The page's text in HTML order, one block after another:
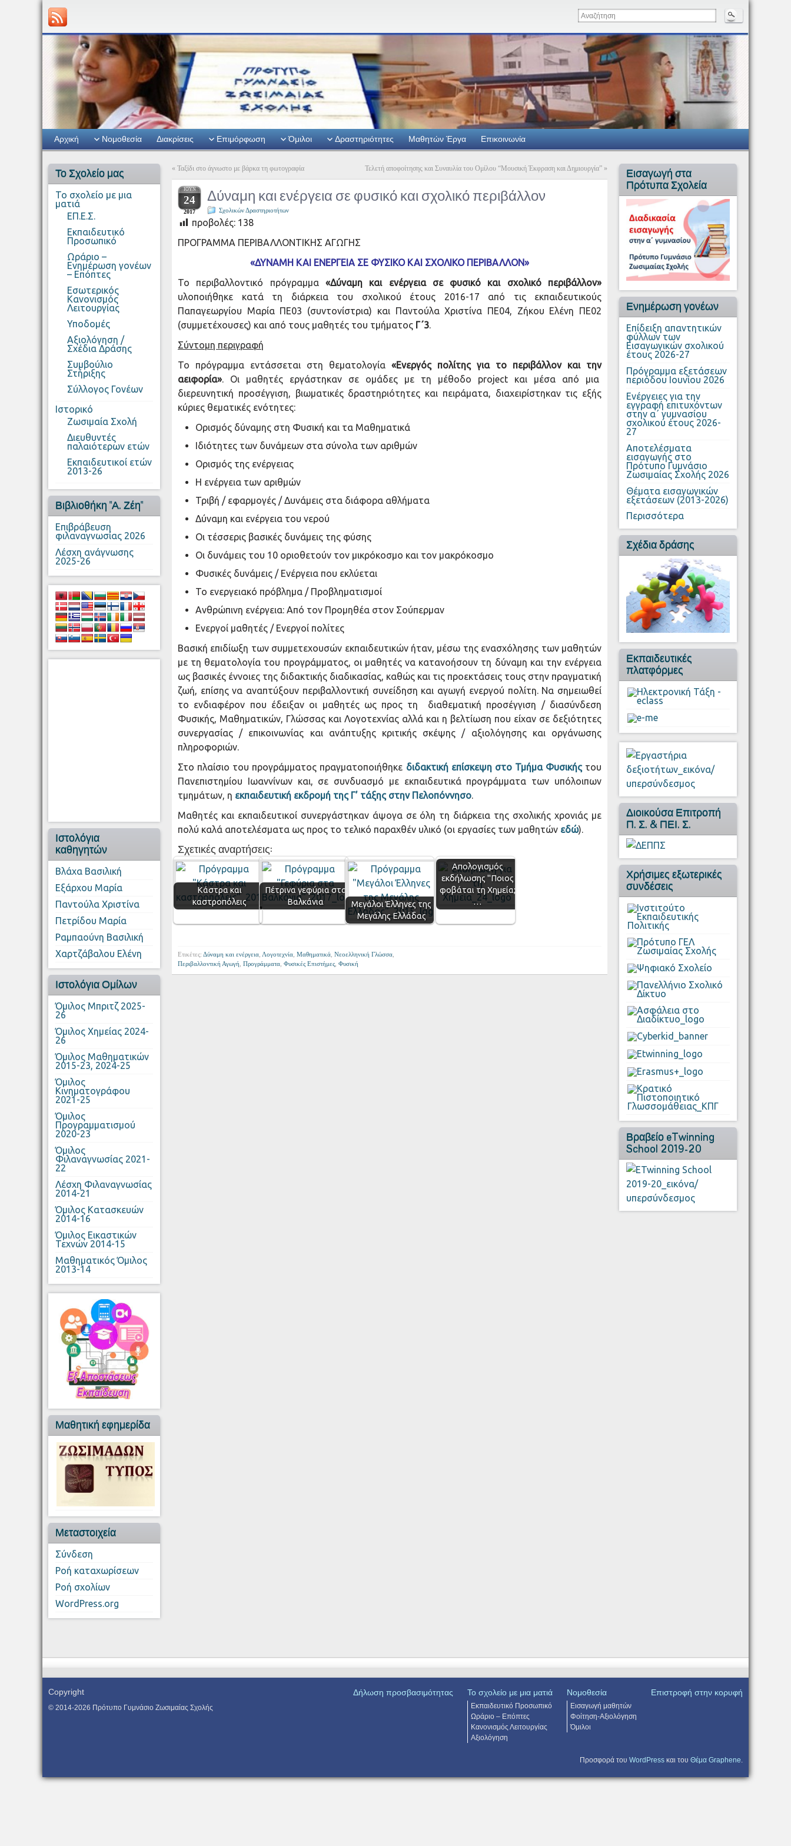
Αρχική Νομοθεσία Διακρίσεις Επιμόρφωση Όμιλοι Δραστηριότητες Μαθητών Έργα Επικοινωνία
Το Σχολείο μας
Το σχολείο με μια
ματιά
ΕΠ.Ε.Σ.
Εκπαιδευτικό
Προσωπικό
Ωράριο –
Ενημέρωση γονέων
– Επόπτες
Εσωτερικός
Κανονισμός
Λειτουργίας
Υποδομές
Αξιολόγηση /
Σχέδια Δράσης
Συμβούλιο
Στήριξης
Σύλλογος Γονέων
Ιστορικό
Ζωσιμαία Σχολή
Διευθυντές
παλαιότερων ετών
Εκπαιδευτικοί ετών
2013-26
Βιβλιοθήκη "Α. Ζέη"
Επιβράβευση
φιλαναγνωσίας 2026
Λέσχη ανάγνωσης
2025-26
Ιστολόγια
καθηγητών
Βλάχα Βασιλική
Εξάρχου Μαρία
Παντούλα Χριστίνα
Πετρίδου Μαρία
Ραμπαούνη Βασιλική
Χαρτζάβαλου Ελένη
Ιστολόγια Ομίλων
Όμιλος Μπριτζ 2025-
26
Όμιλος Χημείας 2024-
26
Όμιλος Μαθηματικών
2015-23, 2024-25
Όμιλος
Κινηματογράφου
2021-25
Όμιλος
Προγραμματισμού
2020-23
Όμιλος
Φιλαναγνωσίας 2021-
22
Λέσχη Φιλαναγνωσίας
2014-21
Όμιλος Κατασκευών
2014-16
Όμιλος Εικαστικών
Τεχνών 2014-15
Μαθηματικός Όμιλος
2013-14
Μαθητική εφημερίδα
Μεταστοιχεία
Σύνδεση
Ροή καταχωρίσεων
Ροή σχολίων
WordPress.org
« Ταξίδι στο άγνωστο με βάρκα τη φωτογραφία Τελετή αποφοίτησης και Συναυλία του Ομίλου “Μουσική Έκφραση και Δημιουργία” »
ΙΟΎΝ
24
2017
Δύναμη και ενέργεια σε φυσικό και σχολικό περιβάλλον
Σχολικών Δραστηριοτήτων
προβολές: 138
ΠΡΟΓΡΑΜΜΑ ΠΕΡΙΒΑΛΛΟΝΤΙΚΗΣ ΑΓΩΓΗΣ
«ΔΥΝΑΜΗ ΚΑΙ ΕΝΕΡΓΕΙΑ ΣΕ ΦΥΣΙΚΟ ΚΑΙ ΣΧΟΛΙΚΟ ΠΕΡΙΒΑΛΛΟΝ»
Το περιβαλλοντικό πρόγραμμα «Δύναμη και ενέργεια σε φυσικό και σχολικό περιβάλλον»
υλοποιήθηκε κατά τη διάρκεια του σχολικού έτους 2016-17 από τις εκπαιδευτικούς
Παπαγεωργίου Μαρία ΠΕ03 (συντονίστρια) και Παντούλα Χριστίνα ΠΕ04, Ζήκου Ελένη ΠΕ02
(συμμετέχουσες) και από τους μαθητές του τμήματος Γ΄3.
Σύντομη περιγραφή
Το πρόγραμμα εντάσσεται στη θεματολογία «Ενεργός πολίτης για το περιβάλλον και την
αειφορία». Οι μαθητές εργάστηκαν σε ομάδες με τη μέθοδο project και μέσα από μια
διερευνητική προσέγγιση, βιωματικές δραστηριότητες και πειράματα, διαχειρίστηκαν τις εξής
κύριες θεματικές ενότητες:
Ορισμός δύναμης στη Φυσική και τα Μαθηματικά
Ιδιότητες των δυνάμεων στα σύνολα των αριθμών
Ορισμός της ενέργειας
Η ενέργεια των αριθμών
Τριβή / εφαρμογές / Δυνάμεις στα διάφορα αθλήματα
Δύναμη και ενέργεια του νερού
Οι τέσσερις βασικές δυνάμεις της φύσης
Οι δυνάμεις του 10 οριοθετούν τον μικρόκοσμο και τον μακρόκοσμο
Φυσικές δυνάμεις / Ενέργεια που εκλύεται
Το ενεργειακό πρόβλημα / Προβληματισμοί
Ανθρώπινη ενέργεια: Από τον Προμηθέα στον Σούπερμαν
Ενεργοί μαθητές / Ενεργοί πολίτες
Βασική επιδίωξη των συμμετεχουσών εκπαιδευτικών ήταν, μέσω της ενασχόλησης των μαθητών
με τη θεματολογία του προγράμματος, οι μαθητές να κατανοήσουν τη δύναμη και την ενέργεια
ως βασικές έννοιες της διδακτικής διαδικασίας, καθώς και τις προεκτάσεις τους στην πραγματική
ζωή, επίσης να αναπτύξουν περιβαλλοντική συνείδηση και αγωγή ενεργού πολίτη. Να σημειωθεί
το ενδιαφέρον που έδειξαν οι μαθητές ως προς τη διαθεματική προσέγγιση / διασύνδεση
Φυσικής, Μαθηματικών, Γλώσσας και Λογοτεχνίας αλλά και η βελτίωση που είχαν σε δεξιότητες
συνεργασίας / επικοινωνίας και ανάπτυξης κριτικής σκέψης / αξιολόγησης και οργάνωσης
πληροφοριών.
Στο πλαίσιο του προγράμματος πραγματοποιήθηκε διδακτική επίσκεψη στο Τμήμα Φυσικήςτου
Πανεπιστημίου Ιωαννίνων και, σε συνδυασμό με εκπαιδευτικά προγράμματα των υπόλοιπων
τμημάτων, η εκπαιδευτική εκδρομή της Γ’ τάξης στην Πελοπόννησο.
Μαθητές και εκπαιδευτικοί συνεργάστηκαν άψογα σε όλη τη διάρκεια της σχολικής χρονιάς με
πολύ καλά αποτελέσματα ως προς το τελικό παραχθέν υλικό (οι εργασίες των μαθητών εδώ).
Σχετικές αναρτήσεις:
Κάστρα και
καστροπόλεις
Πέτρινα γεφύρια στα
Βαλκάνια
Μεγάλοι Έλληνες της
Μεγάλης Ελλάδας
Απολογισμός
εκδήλωσης "Ποιος
φοβάται τη Χημεία;
…
Ετικέτες: Δύναμη και ενέργεια Λογοτεχνία Μαθηματικά Νεοελληνική Γλώσσα
Περιβαλλοντική Αγωγή Προγράμματα Φυσικές Επιστήμες Φυσική
Εισαγωγή στα
Πρότυπα Σχολεία
Ενημέρωση γονέων
Επίδειξη απαντητικών
φύλλων των
Εισαγωγικών σχολικού
έτους 2026-27
Πρόγραμμα εξετάσεων
περιόδου Ιουνίου 2026
Ενέργειες για την
εγγραφή επιτυχόντων
στην α΄ γυμνασίου
σχολικού έτους 2026-
27
Αποτελέσματα
εισαγωγής στο
Πρότυπο Γυμνάσιο
Ζωσιμαίας Σχολής 2026
Θέματα εισαγωγικών
εξετάσεων (2013-2026)
Περισσότερα
Σχέδια δράσης
Εκπαιδευτικές
πλατφόρμες
Διοικούσα Επιτροπή
Π. Σ. & ΠΕΙ. Σ.
Χρήσιμες εξωτερικές
συνδέσεις
Βραβείο eTwinning
School 2019-20
Copyright
© 2014-2026 Πρότυπο Γυμνάσιο Ζωσιμαίας Σχολής
Δήλωση προσβασιμότητας Το σχολείο με μια ματιά
Εκπαιδευτικό Προσωπικό
Ωράριο – Επόπτες
Κανονισμός Λειτουργίας
Αξιολόγηση
Νομοθεσία
Εισαγωγή μαθητών
Φοίτηση-Αξιολόγηση
Όμιλοι
Επιστροφή στην κορυφή
Προσφορά του WordPress και του Θέμα Graphene